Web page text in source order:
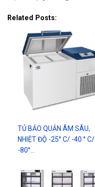
Related Posts:
TỦ BẢO QUẢN ÂM SÂU,
NHIỆT ĐỘ -25° C/ -40 ° C/
-80°…